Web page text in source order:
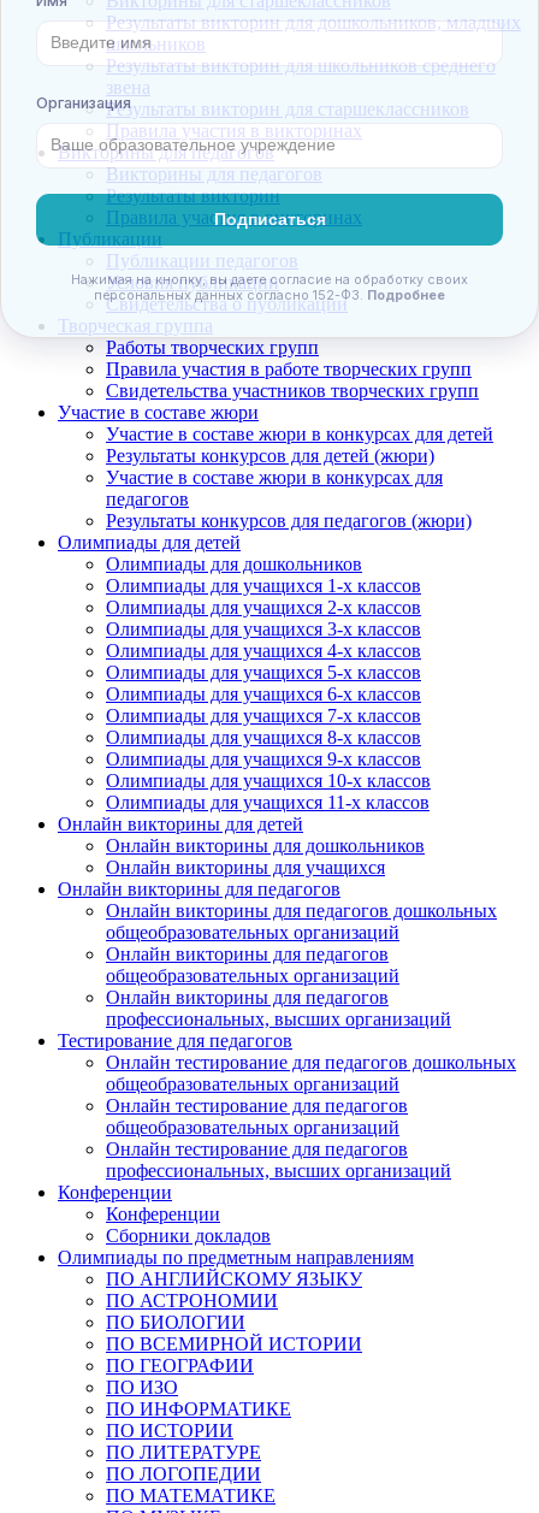
Результаты викторин для дошкольников, младших
школьников
Результаты викторин для школьников среднего
звена
Результаты викторин для старшеклассников
Правила участия в викторинах
Викторины для педагогов
Викторины для педагогов
Результаты викторин
Правила участия в викторинах
Публикации
Публикации педагогов
Условия публикации
Свидетельства о публикации
Творческая группа
Работы творческих групп
Правила участия в работе творческих групп
Свидетельства участников творческих групп
Участие в составе жюри
Участие в составе жюри в конкурсах для детей
Результаты конкурсов для детей (жюри)
Участие в составе жюри в конкурсах для
педагогов
Результаты конкурсов для педагогов (жюри)
Олимпиады для детей
Олимпиады для дошкольников
Олимпиады для учащихся 1-х классов
Олимпиады для учащихся 2-х классов
Олимпиады для учащихся 3-х классов
Олимпиады для учащихся 4-х классов
Олимпиады для учащихся 5-х классов
Олимпиады для учащихся 6-х классов
Олимпиады для учащихся 7-х классов
Олимпиады для учащихся 8-х классов
Олимпиады для учащихся 9-х классов
Олимпиады для учащихся 10-х классов
Олимпиады для учащихся 11-х классов
Онлайн викторины для детей
Онлайн викторины для дошкольников
Онлайн викторины для учащихся
Онлайн викторины для педагогов
Онлайн викторины для педагогов дошкольных
общеобразовательных организаций
Онлайн викторины для педагогов
общеобразовательных организаций
Онлайн викторины для педагогов
профессиональных, высших организаций
Тестирование для педагогов
Онлайн тестирование для педагогов дошкольных
общеобразовательных организаций
Онлайн тестирование для педагогов
общеобразовательных организаций
Онлайн тестирование для педагогов
профессиональных, высших организаций
Конференции
Конференции
Сборники докладов
Олимпиады по предметным направлениям
ПО АНГЛИЙСКОМУ ЯЗЫКУ
ПО АСТРОНОМИИ
ПО БИОЛОГИИ
ПО ВСЕМИРНОЙ ИСТОРИИ
ПО ГЕОГРАФИИ
ПО ИЗО
ПО ИНФОРМАТИКЕ
ПО ИСТОРИИ
ПО ЛИТЕРАТУРЕ
ПО ЛОГОПЕДИИ
ПО МАТЕМАТИКЕ
Анонсы конкурсов
Подпишитесь на анонсы сегодня и узнавайте
первыми о самом важном.
Имя
Организация
Подписаться
Нажимая на кнопку, вы даете согласие на обработку своих
персональных данных согласно 152-ФЗ.Подробнее